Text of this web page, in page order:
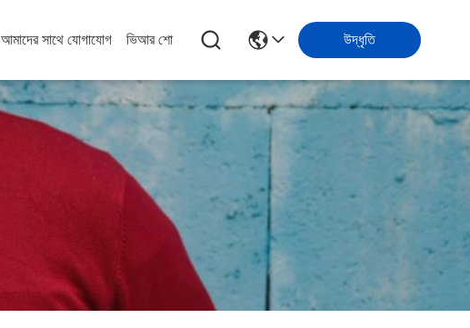
আমাদের সাথে যোগাযোগ ভিআর শো উদ্ধৃতি